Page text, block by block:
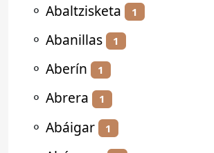
⚬ Abaltzisketa 1
⚬ Abanillas 1
⚬ Aberín 1
⚬ Abrera 1
⚬ Abáigar 1